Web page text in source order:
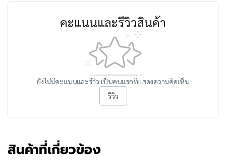
คะแนนและรีวิวสินค้า
ยังไม่มีคะแนนและรีวิว เป็นคนแรกที่แสดงความคิดเห็น
รีวิว
สินค้าที่เกี่ยวข้อง